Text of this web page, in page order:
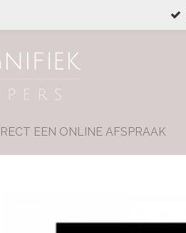
EEN ONLINE AFSPRAAK